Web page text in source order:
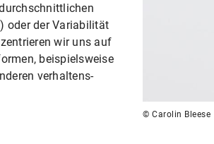
© Carolin Bleese
oder der Variabilität
wir uns auf
beispielsweise
verhaltens-